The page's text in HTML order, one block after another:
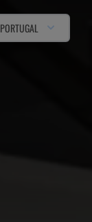
PORTUGAL